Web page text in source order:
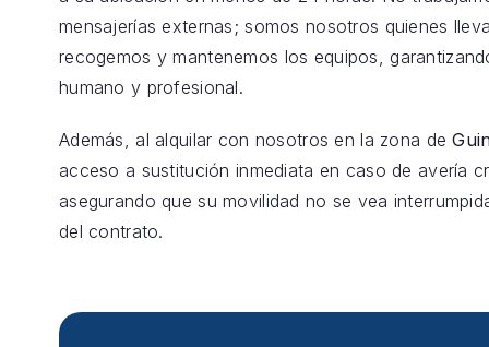
mensajerías externas; somos nosotros quienes
recogemos y mantenemos los equipos,
humano y profesional.
Además, al alquilar con nosotros en la zona de
acceso a sustitución inmediata en caso de avería
asegurando que su movilidad no se vea
del contrato.